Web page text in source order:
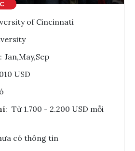
of Cincinnati
: Jan,May,Sep
USD
: Từ 1.700 - 2.200 USD mỗi
có thông tin